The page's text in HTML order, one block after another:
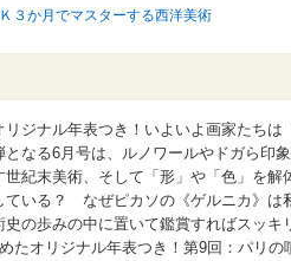
３か月でマスターする西洋美術
ジナル年表つき！いよいよ画家たちは
なる6月号は、ルノワールやドガら印
紀末美術、そして「形」や「色」を解
いる？ なぜピカソの《ゲルニカ》は
の歩みの中に置いて鑑賞すればスッキ
たオリジナル年表つき！第9回：パリ